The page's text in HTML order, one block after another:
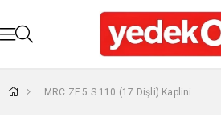
MRC ZF 5 S 110 (17 Dişli) Kaplini